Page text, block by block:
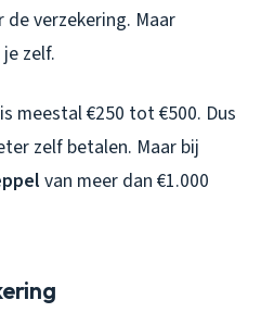
verzekering. Maar
zelf.
meestal €250 tot €500. Dus
zelf betalen. Maar bij
van meer dan €1.000